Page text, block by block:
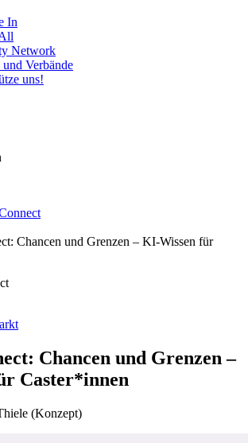
In
Network
und Verbände
uns!
Chancen und Grenzen – KI-Wissen für
Chancen und Grenzen –
Caster*innen
(Konzept)